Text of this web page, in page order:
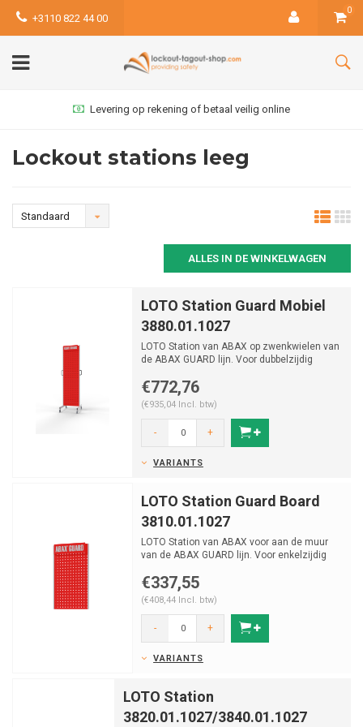
+3110 822 44 00
0
Levering op rekening of betaal veilig online
Lockout stations leeg
Standaard
ALLES IN DE WINKELWAGEN
LOTO Station Guard Mobiel
3880.01.1027
LOTO Station van ABAX op zwenkwielen van
de ABAX GUARD lijn. Voor dubbelzijdig
€772,76
(€935,04 Incl. btw)
- +
VARIANTS
LOTO Station Guard Board
3810.01.1027
LOTO Station van ABAX voor aan de muur
van de ABAX GUARD lijn. Voor enkelzijdig
€337,55
(€408,44 Incl. btw)
- +
VARIANTS
LOTO Station
3820.01.1027/3840.01.1027